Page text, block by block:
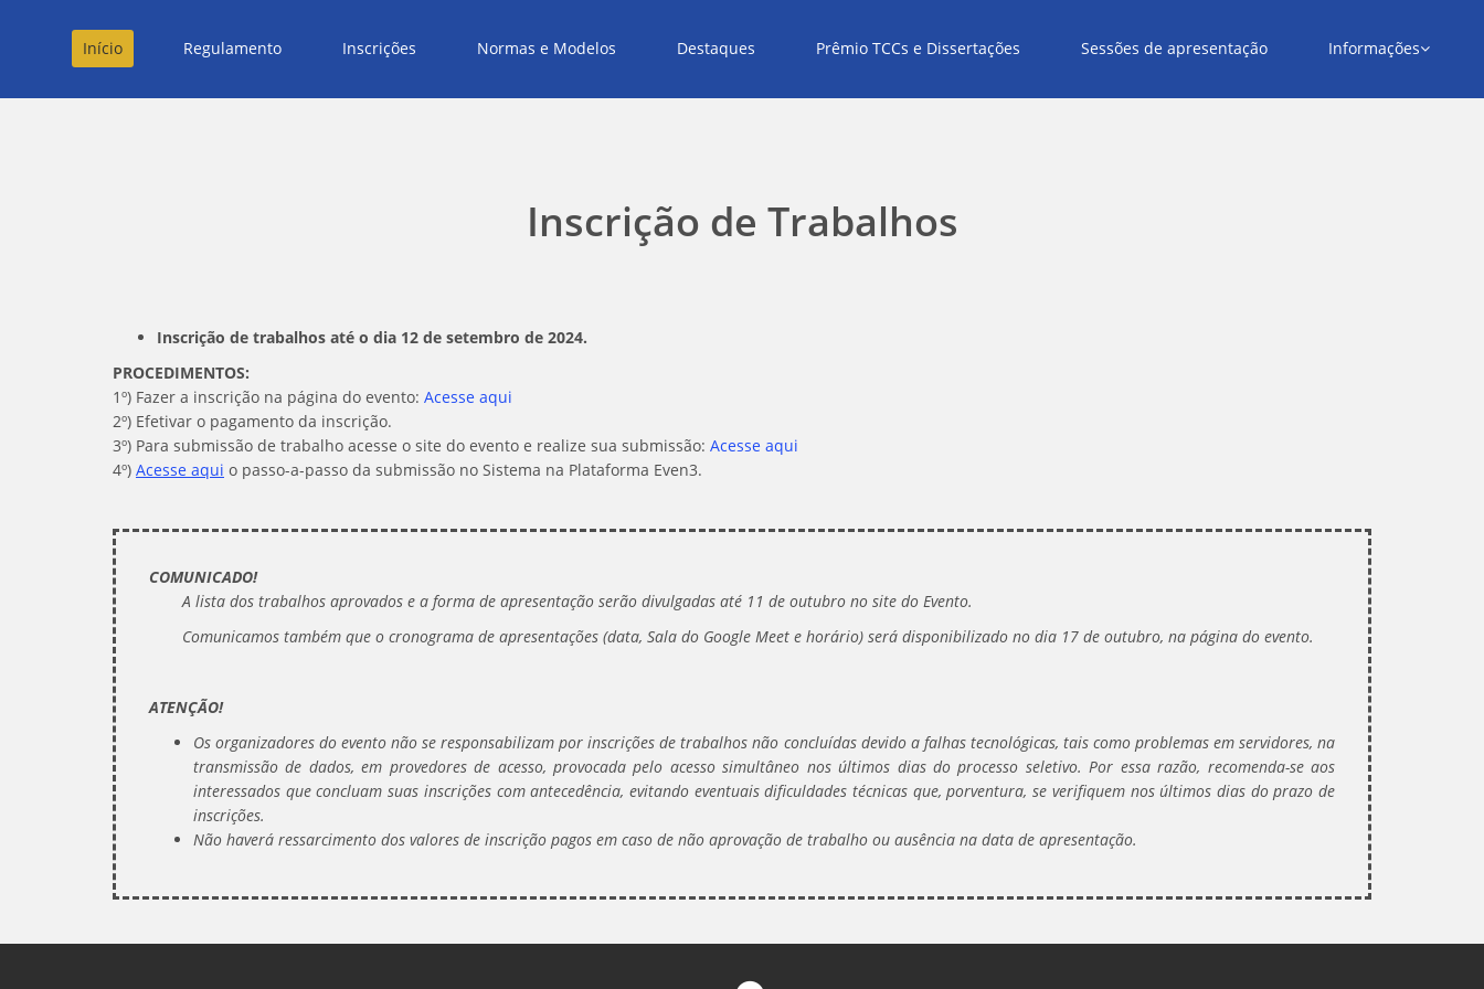
Início Regulamento Inscrições Normas e Modelos Destaques Prêmio TCCs e Dissertações Sessões de apresentação Informações
Inscrição de Trabalhos
Inscrição de trabalhos até o dia 12 de setembro de 2024.
PROCEDIMENTOS:
1º) Fazer a inscrição na página do evento: Acesse aqui
2º) Efetivar o pagamento da inscrição.
3º) Para submissão de trabalho acesse o site do evento e realize sua submissão: Acesse aqui
4º) Acesse aqui o passo-a-passo da submissão no Sistema na Plataforma Even3.
COMUNICADO!
A lista dos trabalhos aprovados e a forma de apresentação serão divulgadas até 11 de outubro no site do Evento.
Comunicamos também que o cronograma de apresentações (data, Sala do Google Meet e horário) será disponibilizado no dia 17 de outubro, na página do evento.
ATENÇÃO!
Os organizadores do evento não se responsabilizam por inscrições de trabalhos não concluídas devido a falhas tecnológicas, tais como problemas em servidores, na
transmissão de dados, em provedores de acesso, provocada pelo acesso simultâneo nos últimos dias do processo seletivo. Por essa razão, recomenda-se aos
interessados que concluam suas inscrições com antecedência, evitando eventuais dificuldades técnicas que, porventura, se verifiquem nos últimos dias do prazo de
inscrições.
Não haverá ressarcimento dos valores de inscrição pagos em caso de não aprovação de trabalho ou ausência na data de apresentação.